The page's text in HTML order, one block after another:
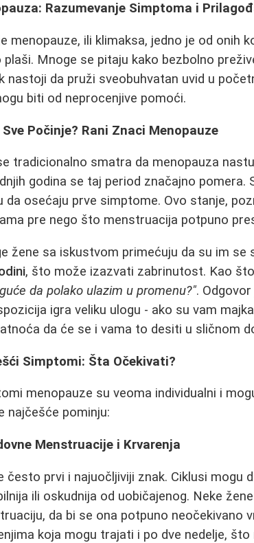
Razumevanje Simptoma i
menopauze, ili klimaksa, jedno je od onih
plaši. Mnoge se pitaju kako bezbolno
nastoji da pruži sveobuhvatan uvid u
biti od neprocenjive pomoći.
Sve Počinje? Rani Znaci Menopauze
tradicionalno smatra da menopauza
godina se taj period značajno pomera.
da osećaju prve simptome. Ovo stanje,
pre nego što menstruacija potpuno
žene sa iskustvom primećuju da su im se
, što može izazvati zabrinutost. Kao
da polako ulazim u promenu?".
igra veliku ulogu - ako su vam
da će se i vama to desiti u sličnom
Simptomi: Šta Očekivati?
menopauze su veoma individualni i
najčešće pominju:
Menstruacije i Krvarenja
često prvi i najuočljiviji znak. Ciklusi mogu
ili oskudnija od uobičajenog. Neke
da bi se ona potpuno neočekivano
koja mogu trajati i po dve nedelje,